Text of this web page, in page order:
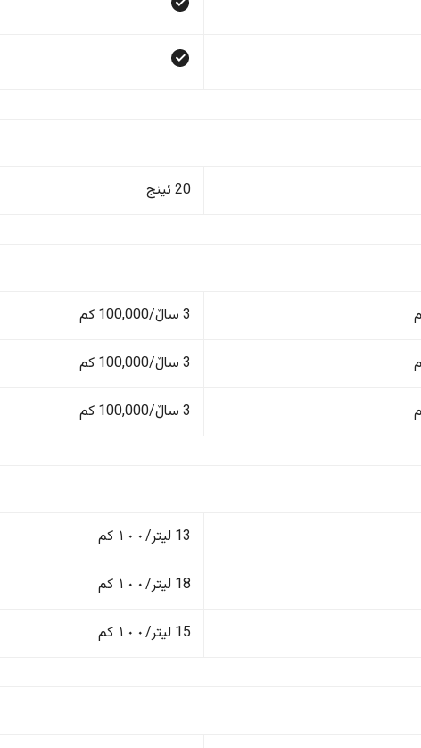
20 ئینج
3 ساڵ/100,000 کم
3 ساڵ/100,000 کم
3 ساڵ/100,000 کم
13 لیتر/١٠٠ کم
18 لیتر/١٠٠ کم
15 لیتر/١٠٠ کم